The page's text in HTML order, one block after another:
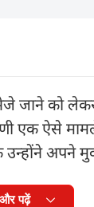
जाने को
एक ऐसे
अपने
और पढ़ें